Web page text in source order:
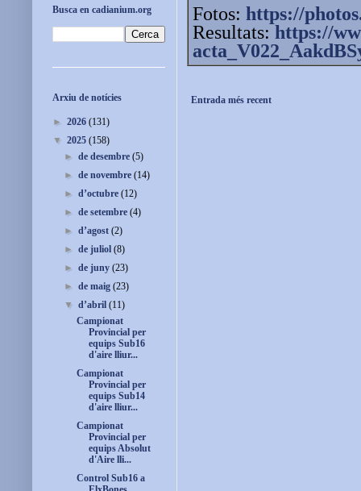
Fotos: https://
Resultats: https://
Entrada més recent
Busca en cadianium.org
Arxiu de notícies
► 2026 (131)
▼ 2025 (158)
►de desembre(5)
►de novembre(14)
►d’octubre(12)
►de setembre(4)
►d’agost(2)
►de juliol(8)
►de juny(23)
►de maig(23)
▼d’abril(11)
Campionat
Provincial per
equips Sub16
d'aire lliur...
Campionat
Provincial per
equips Sub14
d'aire lliur...
Campionat
Provincial per
equips Absolut
d'Aire lli...
Control Sub16 a